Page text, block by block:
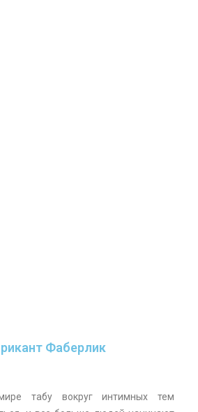
Фаберлик
табу вокруг интимных тем